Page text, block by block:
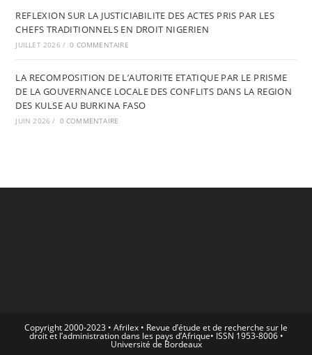
REFLEXION SUR LA JUSTICIABILITE DES ACTES PRIS PAR LES
CHEFS TRADITIONNELS EN DROIT NIGERIEN
JUILLET 2026 / 0 COMMENTAIRE
LA RECOMPOSITION DE L’AUTORITE ETATIQUE PAR LE PRISME
DE LA GOUVERNANCE LOCALE DES CONFLITS DANS LA REGION
DES KULSE AU BURKINA FASO
JUIN 2026 / 0 COMMENTAIRE
Copyright 2000-2023 • Afrilex • Revue d’étude et de recherche sur le
droit et l’administration dans les pays d’Afrique• ISSN 1953-8006 •
Université de Bordeaux